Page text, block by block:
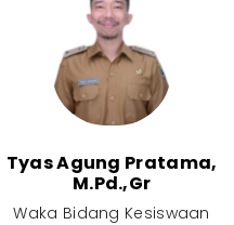
Tyas Agung Pratama,
M.Pd.,Gr​
Waka Bidang Kesiswaan​